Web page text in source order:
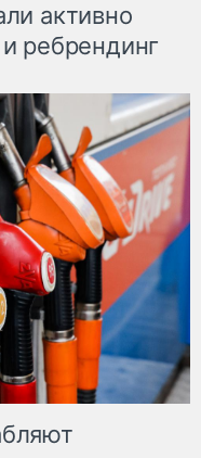
активно
ребрендинг